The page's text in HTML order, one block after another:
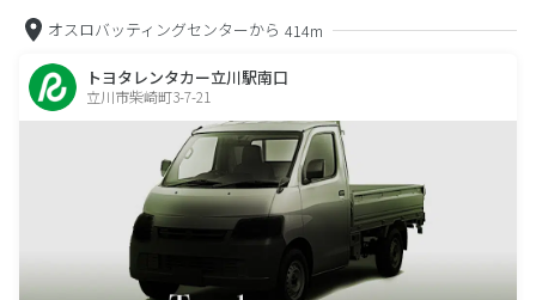
オスロバッティングセンターから 414m
トヨタレンタカー立川駅南口
立川市柴崎町3-7-21